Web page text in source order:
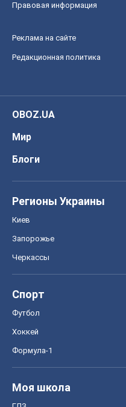
Правовая информация
Реклама на сайте
Редакционная политика
OBOZ.UA
Мир
Блоги
Регионы Украины
Киев
Запорожье
Черкассы
Спорт
Футбол
Хоккей
Формула-1
Моя школа